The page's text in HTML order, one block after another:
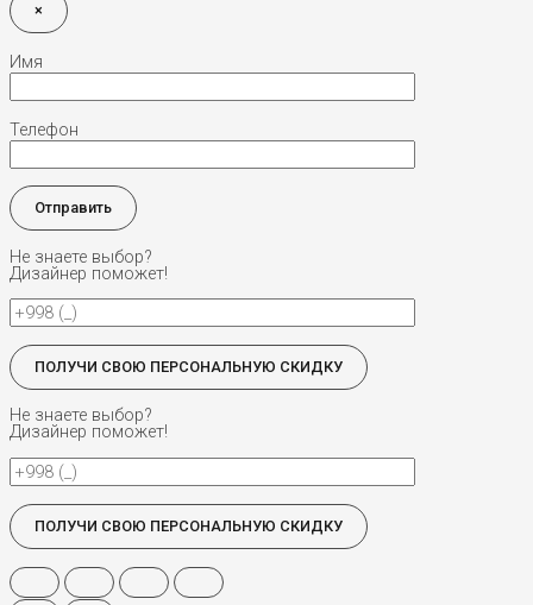
×
Имя
Телефон
Не знаете выбор?
Дизайнер поможет!
Не знаете выбор?
Дизайнер поможет!